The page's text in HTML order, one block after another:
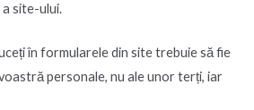
site-ului.
în formularele din site trebuie să fie
personale, nu ale unor terți, iar